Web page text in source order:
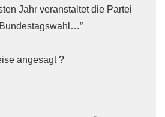
Jahr veranstaltet die Partei
angesagt ?